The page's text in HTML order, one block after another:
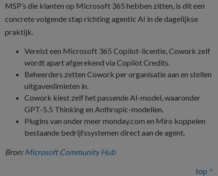
MSP’s die klanten op Microsoft 365 hebben zitten, is dit een
concrete volgende stap richting agentic AI in de dagelijkse
praktijk.
Vereist een Microsoft 365 Copilot-licentie, Cowork zelf
wordt apart afgerekend via Copilot Credits.
Beheerders zetten Cowork per organisatie aan en stellen
uitgavenlimieten in.
Cowork kiest zelf het passende AI-model, waaronder
GPT-5.5 Thinking en Anthropic-modellen.
Plugins van onder meer monday.com en Miro koppelen
bestaande bedrijfssystemen direct aan de agent.
Bron: Microsoft Community Hub
top ^